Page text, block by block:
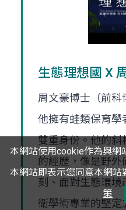
生態理想國 X
周文豪博士（前科
他擁有蛙類保育學
雙重身份。他的斜
的經歷，像是野外
刻、面對生態環境
衛學術專業的堅定
本網站使用cookie作為與網
本網站即表示您同意本網站
策